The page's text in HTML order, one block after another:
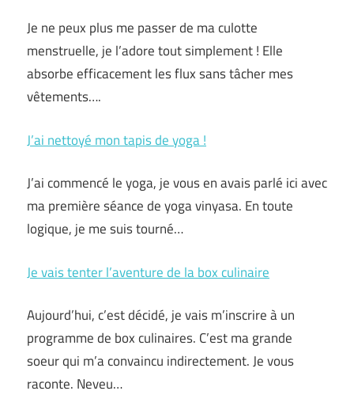
Je ne peux plus me passer de ma culotte
menstruelle, je l’adore tout simplement ! Elle
absorbe efficacement les flux sans tâcher mes
vêtements….
J’ai nettoyé mon tapis de yoga !
J’ai commencé le yoga, je vous en avais parlé ici avec
ma première séance de yoga vinyasa. En toute
logique, je me suis tourné…
Je vais tenter l’aventure de la box culinaire
Aujourd’hui, c’est décidé, je vais m’inscrire à un
programme de box culinaires. C’est ma grande
soeur qui m’a convaincu indirectement. Je vous
raconte. Neveu…